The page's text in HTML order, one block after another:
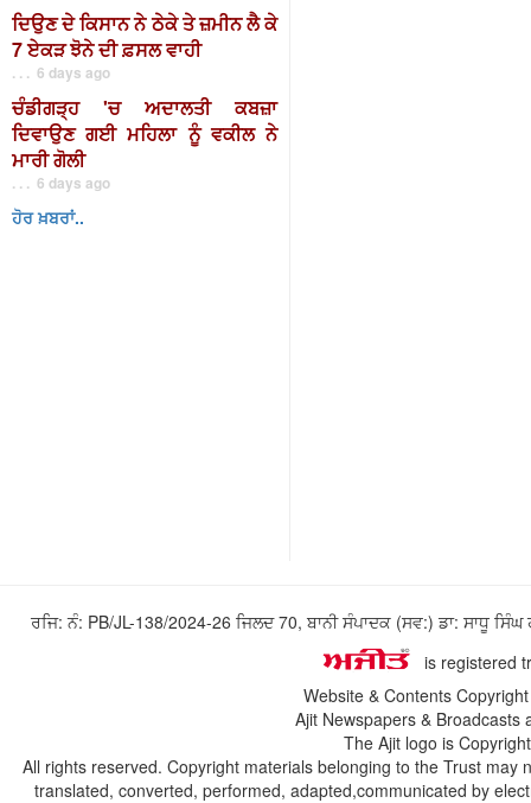
ਦਿਉਣ ਦੇ ਕਿਸਾਨ ਨੇ ਠੇਕੇ ਤੇ ਜ਼ਮੀਨ ਲੈ ਕੇ
7 ਏਕੜ ਝੋਨੇ ਦੀ ਫ਼ਸਲ ਵਾਹੀ
. . . 6 days ago
ਚੰਡੀਗੜ੍ਹ 'ਚ ਅਦਾਲਤੀ ਕਬਜ਼ਾ
ਦਿਵਾਉਣ ਗਈ ਮਹਿਲਾ ਨੂੰ ਵਕੀਲ ਨੇ
ਮਾਰੀ ਗੋਲੀ
. . . 6 days ago
ਹੋਰ ਖ਼ਬਰਾਂ..
ਰਜਿ: ਨੰ: PB/JL-138/2024-26 ਜਿਲਦ 70, ਬਾਨੀ ਸੰਪਾਦਕ (ਸਵ:) ਡਾ: ਸਾਧੂ
is registered
Website & Contents
Ajit Newspapers &
The Ajit logo is
All rights reserved. Copyright materials belonging to the Trust
translated, converted, performed, adapted,communicated by